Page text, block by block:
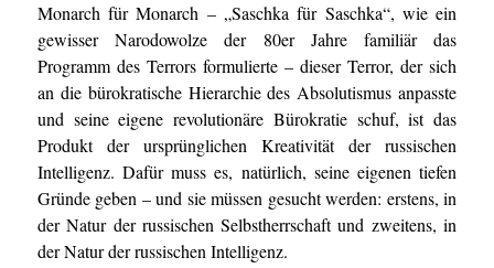
Monarch für Monarch – „Saschka für Saschka“, wie ein
gewisser Narodowolze der 80er Jahre familiär das
Programm des Terrors formulierte – dieser Terror, der sich
an die bürokratische Hierarchie des Absolutismus anpasste
und seine eigene revolutionäre Bürokratie schuf, ist das
Produkt der ursprünglichen Kreativität der russischen
Intelligenz. Dafür muss es, natürlich, seine eigenen tiefen
Gründe geben – und sie müssen gesucht werden: erstens, in
der Natur der russischen Selbstherrschaft und zweitens, in
der Natur der russischen Intelligenz.